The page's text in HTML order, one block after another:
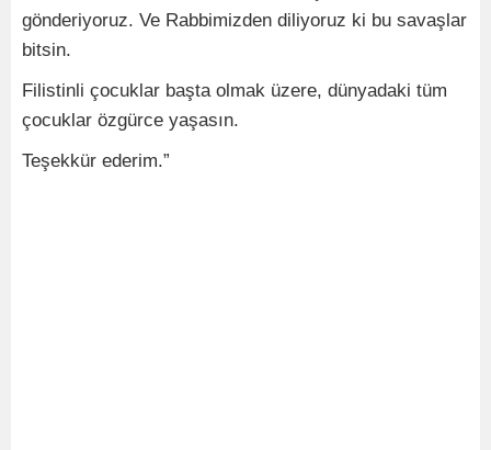
gönderiyoruz. Ve Rabbimizden diliyoruz ki bu savaşlar
bitsin.
Filistinli çocuklar başta olmak üzere, dünyadaki tüm
çocuklar özgürce yaşasın.
Teşekkür ederim.”